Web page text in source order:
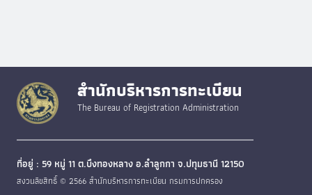
สำนักบริหารการทะเบียน
The Bureau of Registration Administration
ที่อยู่ : 59 หมู่ 11 ต.บึงทองหลาง อ.ลำลูกกา จ.ปทุมธานี 12150
สงวนลิขสิทธิ์ © 2566 สำนักบริหารการทะเบียน กรมการปกครอง